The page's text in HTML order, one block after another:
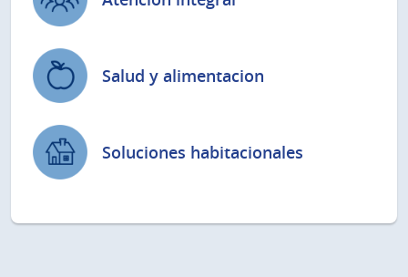
Salud y alimentacion
Soluciones habitacionales